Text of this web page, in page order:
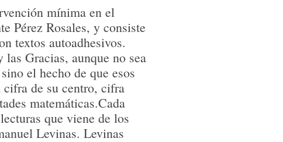
mínima en el
Pérez Rosales, y consiste
textos autoadhesivos.
Gracias, aunque no sea
el hecho de que esos
cifra de su centro, cifra
matemáticas.Cada
que viene de los
Levinas. Levinas